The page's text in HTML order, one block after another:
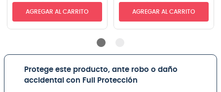
AGREGAR AL CARRITO AGREGAR AL CARRITO
Protege este producto, ante robo o daño
accidental con Full Protección